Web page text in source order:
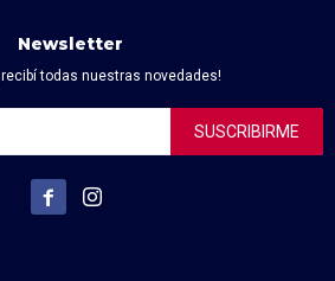
Newsletter
recibí todas nuestras novedades!
SUSCRIBIRME
 